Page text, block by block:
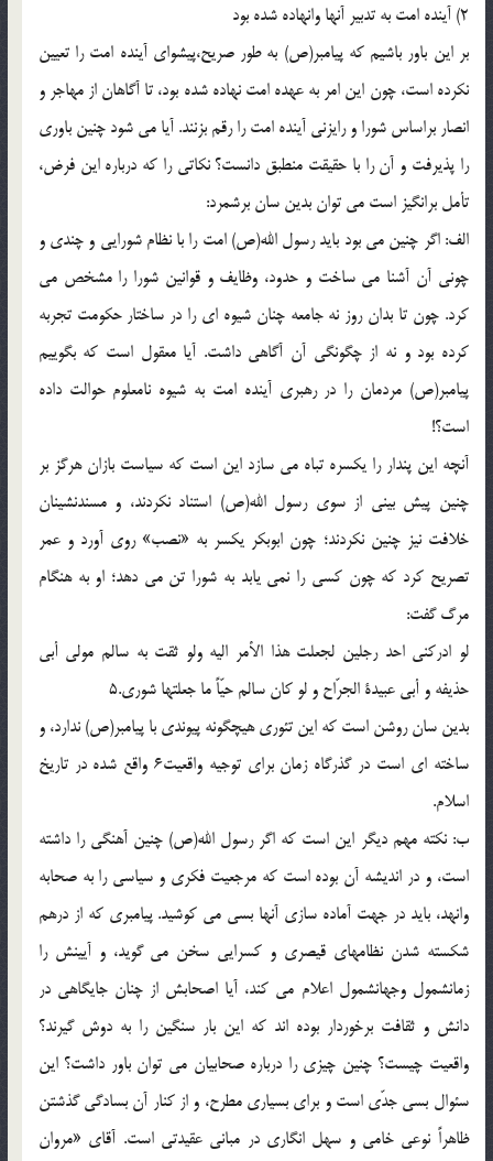
2) آينده امت به تدبير آنها وانهاده شده بود
بر اين باور باشيم كه پيامبر(ص) به طور صريح،پيشواى آينده امت را تعيين
نكرده است، چون اين امر به عهده امت نهاده شده بود، تا آگاهان از مهاجر و
انصار براساس شورا و رايزنى آينده امت را رقم بزنند. آيا مى شود چنين باورى
را پذيرفت و آن را با حقيقت منطبق دانست؟ نكاتى را كه درباره اين فرض،
تأمل برانگيز است مى توان بدين سان برشمرد:
الف: اگر چنين مى بود بايد رسول الله(ص) امت را با نظام شورايى و چندى و
چونى آن آشنا مى ساخت و حدود، وظايف و قوانين شورا را مشخص مى
كرد. چون تا بدان روز نه جامعه چنان شيوه اى را در ساختار حكومت تجربه
كرده بود و نه از چگونگى آن آگاهى داشت. آيا معقول است كه بگوييم
پيامبر(ص) مردمان را در رهبرى آينده امت به شيوه نامعلوم حوالت داده
است؟!
آنچه اين پندار را يكسره تباه مى سازد اين است كه سياست بازان هرگز بر
چنين پيش بينى از سوى رسول الله(ص) استناد نكردند، و مسندنشينان
خلافت نيز چنين نكردند؛ چون ابوبكر يكسر به «نصب» روى آورد و عمر
تصريح كرد كه چون كسى را نمى يابد به شورا تن مى دهد؛ او به هنگام
مرگ گفت:
لو ادركنى احد رجلين لجعلت هذا الأمر اليه ولو ثقت به سالم مولى أبى
حذيفه و أبى عبيدة الجرّاح و لو كان سالم حيّاً ما جعلتها شورى.5
بدين سان روشن است كه اين تئورى هيچگونه پيوندى با پيامبر(ص) ندارد، و
ساخته اى است در گذرگاه زمان براى توجيه واقعيت6 واقع شده در تاريخ
اسلام.
ب: نكته مهم ديگر اين است كه اگر رسول الله(ص) چنين آهنگى را داشته
است، و در انديشه آن بوده است كه مرجعيت فكرى و سياسى را به صحابه
وانهد، بايد در جهت آماده سازى آنها بسى مى كوشيد. پيامبرى كه از درهم
شكسته شدن نظامهاى قيصرى و كسرايى سخن مى گويد، و آيينش را
زمانشمول وجهانشمول اعلام مى كند، آيا اصحابش از چنان جايگاهى در
دانش و ثقافت برخوردار بوده اند كه اين بار سنگين را به دوش گيرند؟
واقعيت چيست؟ چنين چيزى را درباره صحابيان مى توان باور داشت؟ اين
سئوال بسى جدّى است و براى بسيارى مطرح، و از كنار آن بسادگى گذشتن
ظاهراً نوعى خامى و سهل انگارى در مبانى عقيدتى است. آقاى «مروان